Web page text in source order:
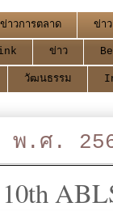
ข่าวการตลาด ข่า
ข่าว
วัฒนธรรม
พ.ศ.